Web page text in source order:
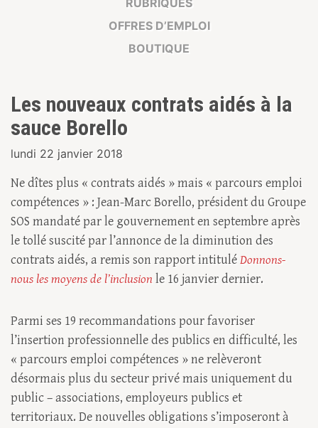
RUBRIQUES
OFFRES D’EMPLOI
BOUTIQUE
Les nouveaux contrats aidés à la
sauce Borello
lundi 22 janvier 2018
Ne dîtes plus « contrats aidés » mais « parcours emploi
compétences » : Jean-Marc Borello, président du Groupe
SOS mandaté par le gouvernement en septembre après
le tollé suscité par l’annonce de la diminution des
contrats aidés, a remis son rapport intituléDonnons-
nous les moyens de l’inclusionle 16 janvier dernier.
Parmi ses 19 recommandations pour favoriser
l’insertion professionnelle des publics en difficulté, les
« parcours emploi compétences » ne relèveront
désormais plus du secteur privé mais uniquement du
public – associations, employeurs publics et
territoriaux. De nouvelles obligations s’imposeront à